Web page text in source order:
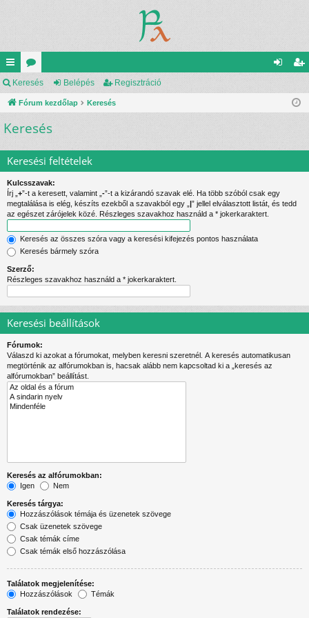
yo
rs
lin
k
ór
u
m
is
Keresés Belépés Regisztráció
Fórum kezdőlap Keresés
Keresés
Keresési feltételek
Kulcsszavak:
Írj „ +”-t a keresett, valamint „ -”-t a kizárandó szavak elé. Ha több szóból csak egy
megtalálása is elég, készíts ezekből a szavakból egy „ |” jellel elválasztott listát, és tedd
az egészet zárójelek közé. Részleges szavakhoz használd a * jokerkaraktert.
Keresés az összes szóra vagy a keresési kifejezés pontos használata
Keresés bármely szóra
Szerző:
Részleges szavakhoz használd a * jokerkaraktert.
Keresési beállítások
Fórumok:
Válaszd ki azokat a fórumokat, melyben keresni szeretnél. A keresés automatikusan
megtörténik az alfórumokban is, hacsak alább nem kapcsoltad ki a „keresés az
alfórumokban” beállítást.
Keresés az alfórumokban:
Igen
Nem
Keresés tárgya:
Hozzászólások témája és üzenetek szövege
Csak üzenetek szövege
Csak témák címe
Csak témák első hozzászólása
Találatok megjelenítése:
Hozzászólások
Témák
Találatok rendezése: